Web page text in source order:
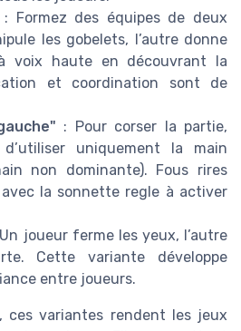
: Formez des équipes de deux
les gobelets, l’autre donne
voix haute en découvrant la
et coordination sont de
: Pour corser la partie,
uniquement la main
non dominante). Fous rires
la sonnette regle à activer
joueur ferme les yeux, l’autre
Cette variante développe
entre joueurs.
ces variantes rendent les jeux